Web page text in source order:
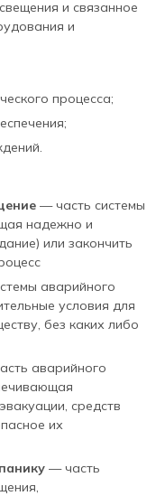
и связанное
и
процесса;
— часть системы
надежно и
или закончить
аварийного
условия для
без каких либо
аварийного
средств
их
— часть